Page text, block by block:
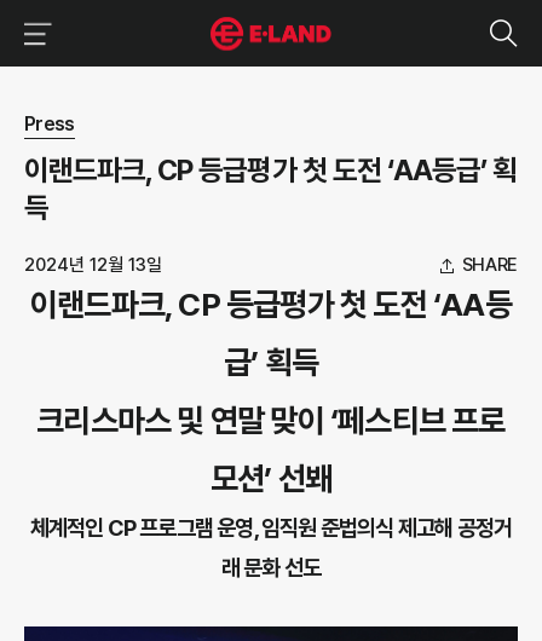
뉴스 상세보기
Press
이랜드파크, CP 등급평가 첫 도전 ‘AA등급’ 획
득
2024년 12월 13일 SHARE
이랜드파크, CP 등급평가 첫 도전 ‘AA등
급’ 획득
크리스마스 및 연말 맞이 ‘페스티브 프로
모션’ 선봬
체계적인 CP 프로그램 운영, 임직원 준법의식 제고해 공정거
래 문화 선도